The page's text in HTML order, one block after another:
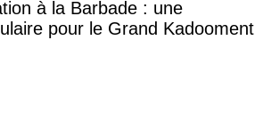
à la Barbade : une
pour le Grand Kadooment